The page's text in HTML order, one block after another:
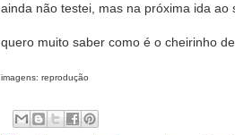
ainda não testei, mas na próxima ida
quero muito saber como é o cheirinho
imagens: reprodução